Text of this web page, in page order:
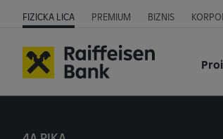
FIZICKA LICA PREMIUM BIZNIS